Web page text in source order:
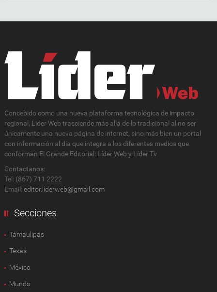
Concebido como una nueva plataforma tecnológica de impacto
regional, Lider Web trasciende más allá de lo tradicional al no ser
únicamente una nueva página de internet, sino más bien un portal
con información al día que integra a los diferentes medios que
conforman El Grande Editorial: Líder Web y Líder Tv
Contactanos:
Tel: (867) 711 2222
Email: editor.liderweb@gmail.com
Secciones
Tamaulipas
Texas
México
Mundo